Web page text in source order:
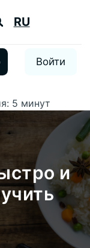
5 минут
и